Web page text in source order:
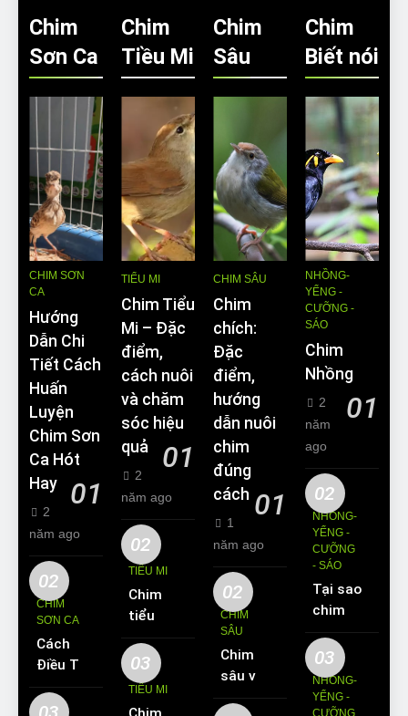
Chim
Sơn Ca
CHIM SƠN
CA
Hướng
Dẫn Chi
Tiết Cách
Huấn
Luyện
Chim Sơn
Ca Hót
Hay
01
2
năm ago
02
CHIM
SƠN CA
Cách
Điều Trị
Hiệu
Quả
Chim
Tiều Mi
TIỂU MI
Chim Tiểu
Mi – Đặc
điểm,
cách nuôi
và chăm
sóc hiệu
quả
01
2
năm ago
02
TIỂU MI
Chim
tiểu mi
ăn gì?
Kinh
nghiệm
03
TIỂU MI
Chim
Sâu
CHIM SÂU
Chim
chích:
Đặc
điểm,
hướng
dẫn nuôi
chim
đúng
cách 01
1
năm ago
02
CHIM
SÂU
Chim
sâu và
những
Chim
Biết nói
NHỒNG-
YỂNG -
CƯỠNG -
SÁO
Chim
Nhồng
01
2
năm
ago
02
NHỒNG-
YỂNG -
CƯỠNG
- SÁO
Tại sao
chim
Sáo lại
được
yêu
thích
03
NHỒNG-
YỂNG -
CƯỠNG